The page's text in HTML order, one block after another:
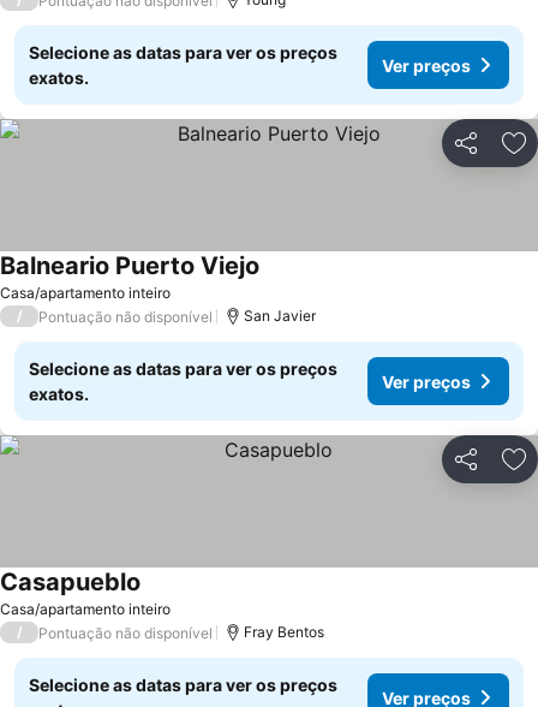
Selecione as datas para ver os preços
exatos.
Ver preços
Partilhar
Casa/apartamento inteiro
Balneario Puerto Viejo
/ Pontuação não disponível San Javier
Selecione as datas para ver os preços
exatos.
Ver preços
Partilhar
Casa/apartamento inteiro
Casapueblo
/ Pontuação não disponível Fray Bentos
Selecione as datas para ver os preços
Ver preços